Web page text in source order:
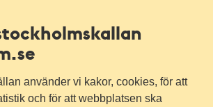
använder vi kakor, cookies, för att
och för att webbplatsen ska